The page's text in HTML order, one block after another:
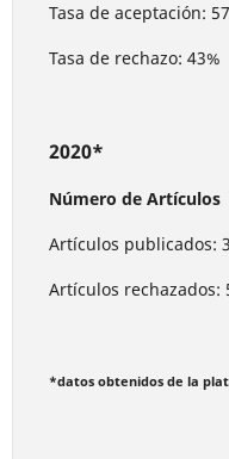
Tasa de aceptación:
Tasa de rechazo: 43%
2020*
Número de Artículos
Artículos publicados:
Artículos rechazados:
*datos obtenidos de la